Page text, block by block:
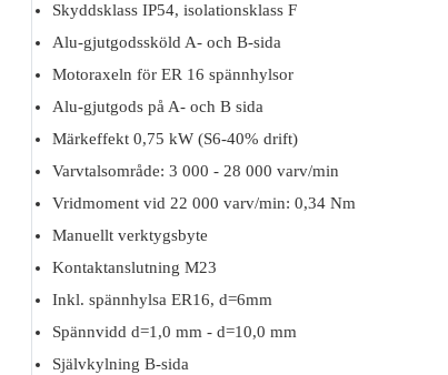
Skyddsklass IP54, isolationsklass F
Alu-gjutgodssköld A- och B-sida
Motoraxeln för ER 16 spännhylsor
Alu-gjutgods på A- och B sida
Märkeffekt 0,75 kW (S6-40% drift)
Varvtalsområde: 3 000 - 28 000 varv/min
Vridmoment vid 22 000 varv/min: 0,34 Nm
Manuellt verktygsbyte
Kontaktanslutning M23
Inkl. spännhylsa ER16, d=6mm
Spännvidd d=1,0 mm - d=10,0 mm
Självkylning B-sida